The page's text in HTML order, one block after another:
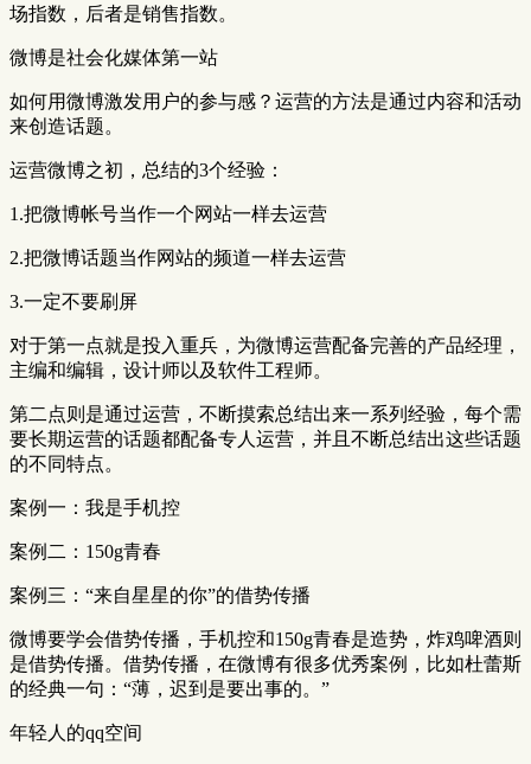
场指数，后者是销售指数。
微博是社会化媒体第一站
如何用微博激发用户的参与感？运营的方法是通过内容和活动
来创造话题。
运营微博之初，总结的3个经验：
1.把微博帐号当作一个网站一样去运营
2.把微博话题当作网站的频道一样去运营
3.一定不要刷屏
对于第一点就是投入重兵，为微博运营配备完善的产品经理，
主编和编辑，设计师以及软件工程师。
第二点则是通过运营，不断摸索总结出来一系列经验，每个需
要长期运营的话题都配备专人运营，并且不断总结出这些话题
的不同特点。
案例一：我是手机控
案例二：150g青春
案例三：“来自星星的你”的借势传播
微博要学会借势传播，手机控和150g青春是造势，炸鸡啤酒则
是借势传播。借势传播，在微博有很多优秀案例，比如杜蕾斯
的经典一句：“薄，迟到是要出事的。”
年轻人的qq空间